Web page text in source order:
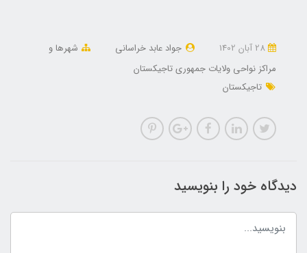
جواد عابد خراسانی
شهرها و
مراکز نواحی ولایات جمهوری تاجیکستان
تاجیکستان
دیدگاه خود را بنویسید